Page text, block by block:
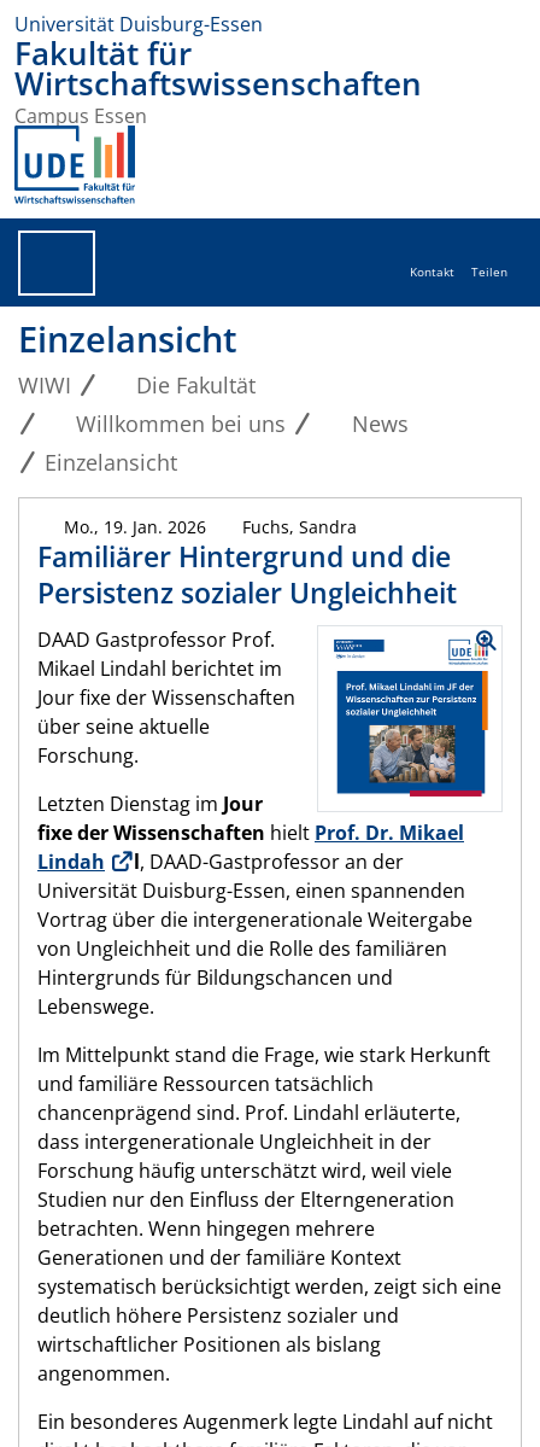
Universität Duisburg-Essen
Fakultät für
Wirtschaftswissenschaften
Campus Essen
Kontakt Teilen
Einzelansicht
WIWI
Die Fakultät
Willkommen bei uns
News
Einzelansicht
Mo., 19. Jan. 2026 Fuchs, Sandra
Familiärer Hintergrund und die
Persistenz sozialer Ungleichheit
DAAD Gastprofessor Prof.
Mikael Lindahl berichtet im
Jour fixe der Wissenschaften
über seine aktuelle
Forschung.
Letzten Dienstag im Jour
fixe der Wissenschaften hielt Prof. Dr. Mikael
Lindah
l, DAAD-Gastprofessor an der
Universität Duisburg-Essen, einen spannenden
Vortrag über die intergenerationale Weitergabe
von Ungleichheit und die Rolle des familiären
Hintergrunds für Bildungschancen und
Lebenswege.
Im Mittelpunkt stand die Frage, wie stark Herkunft
und familiäre Ressourcen tatsächlich
chancenprägend sind. Prof. Lindahl erläuterte,
dass intergenerationale Ungleichheit in der
Forschung häufig unterschätzt wird, weil viele
Studien nur den Einfluss der Elterngeneration
betrachten. Wenn hingegen mehrere
Generationen und der familiäre Kontext
systematisch berücksichtigt werden, zeigt sich eine
deutlich höhere Persistenz sozialer und
wirtschaftlicher Positionen als bislang
angenommen.
Ein besonderes Augenmerk legte Lindahl auf nicht